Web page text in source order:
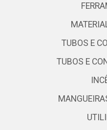
TUBOS E
TUBOS E